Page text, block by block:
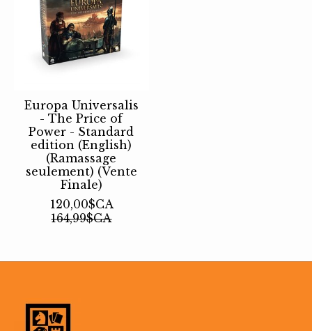
Europa Universalis
- The Price of
Power - Standard
edition (English)
(Ramassage
seulement) (Vente
Finale)
120,00$CA
164,99$CA